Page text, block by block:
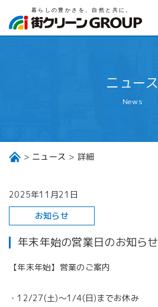
ニュース
News
ニュース 詳細
2025年11月21日
お知らせ
年末年始の営業日のお知らせ
【年末年始】営業のご案内
・12/27(土)〜1/4(日)までお休み